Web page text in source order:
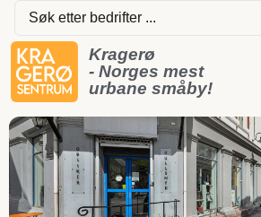
Kragerø
- Norges mest
urbane småby!